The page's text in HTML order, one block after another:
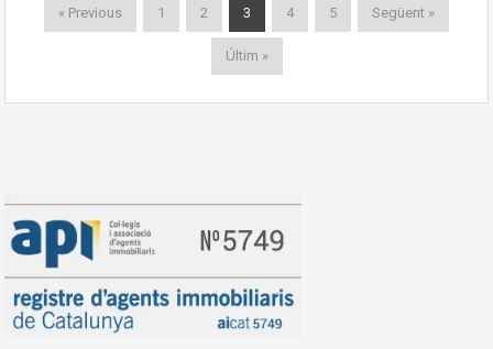
« Previous 1 2 3 4 5 Següent »
Últim »